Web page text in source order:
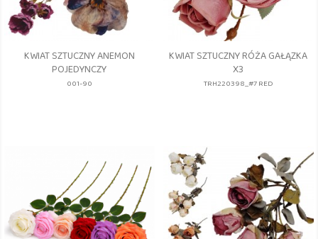
KWIAT SZTUCZNY ANEMON
POJEDYNCZY
001-90
KWIAT SZTUCZNY RÓŻA GAŁĄZKA
X3
TRH220398_#7 RED